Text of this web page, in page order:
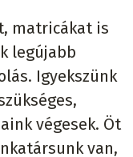
matricákat is
legújabb
Igyekszünk
végesek. Öt
van,